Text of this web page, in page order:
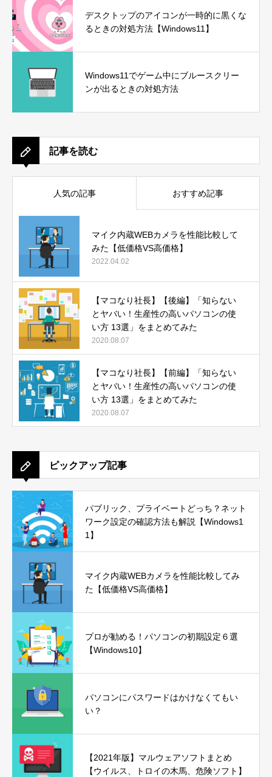
デスクトップのアイコンが一時的に黒くな
るときの対処方法【Windows11】
Windows11でゲーム中にブルースクリー
ンが出るときの対処方法
記事を読む
人気の記事 おすすめ記事
マイク内蔵WEBカメラを性能比較して
みた【低価格VS高価格】
2022.04.02
【マコなり社長】【後編】「知らない
とヤバい！生産性の高いパソコンの使
い方 13選」をまとめてみた
2020.08.07
【マコなり社長】【前編】「知らない
とヤバい！生産性の高いパソコンの使
い方 13選」をまとめてみた
2020.08.07
ピックアップ記事
パブリック、プライベートどっち？ネット
ワーク設定の確認方法も解説【Windows1
1】
マイク内蔵WEBカメラを性能比較してみ
た【低価格VS高価格】
プロが勧める！パソコンの初期設定６選
【Windows10】
パソコンにパスワードはかけなくてもい
い？
【2021年版】マルウェアソフトまとめ
【ウイルス、トロイの木馬、危険ソフト】